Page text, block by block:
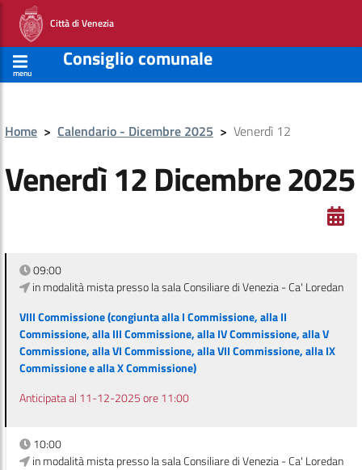
Città di Venezia
menu
Consiglio comunale
Home > Calendario - Dicembre 2025 > Venerdì 12
Venerdì 12 Dicembre 2025
09:00
in modalità mista presso la sala Consiliare di Venezia - Ca' Loredan
VIII Commissione (congiunta alla I Commissione, alla II
Commissione, alla III Commissione, alla IV Commissione, alla V
Commissione, alla VI Commissione, alla VII Commissione, alla IX
Commissione e alla X Commissione)
Anticipata al 11-12-2025 ore 11:00
10:00
in modalità mista presso la sala Consiliare di Venezia - Ca' Loredan